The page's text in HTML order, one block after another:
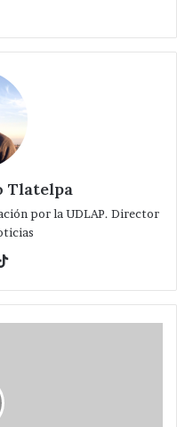
Tlatelpa
por la UDLAP. Director